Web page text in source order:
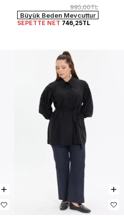
995,00TL
Büyük Beden Mevcuttur
SEPETTE NET 746,25TL